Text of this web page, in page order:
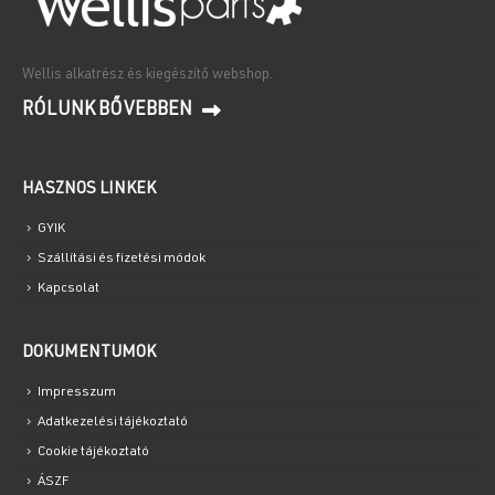
Wellis alkatrész és kiegészítő webshop.
RÓLUNK BŐVEBBEN
HASZNOS LINKEK
GYIK
Szállítási és fizetési módok
Kapcsolat
DOKUMENTUMOK
Impresszum
Adatkezelési tájékoztató
Cookie tájékoztató
ÁSZF